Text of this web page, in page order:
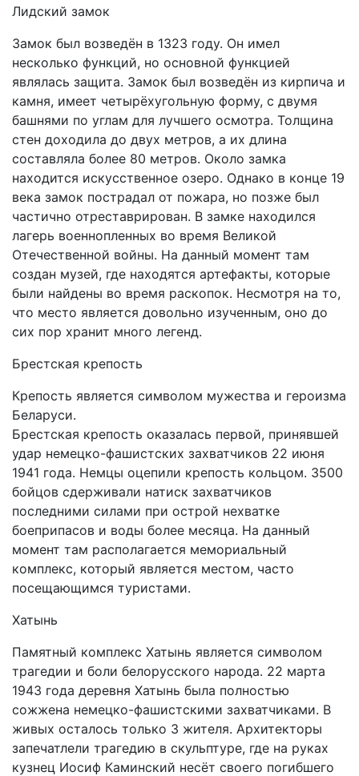
Лидский замок
Замок был возведён в 1323 году. Он имел
несколько функций, но основной функцией
являлась защита. Замок был возведён из кирпича и
камня, имеет четырёхугольную форму, с двумя
башнями по углам для лучшего осмотра. Толщина
стен доходила до двух метров, а их длина
составляла более 80 метров. Около замка
находится искусственное озеро. Однако в конце 19
века замок пострадал от пожара, но позже был
частично отреставрирован. В замке находился
лагерь военнопленных во время Великой
Отечественной войны. На данный момент там
создан музей, где находятся артефакты, которые
были найдены во время раскопок. Несмотря на то,
что место является довольно изученным, оно до
сих пор хранит много легенд.
Брестская крепость
Крепость является символом мужества и героизма
Беларуси.
Брестская крепость оказалась первой, принявшей
удар немецко-фашистских захватчиков 22 июня
1941 года. Немцы оцепили крепость кольцом. 3500
бойцов сдерживали натиск захватчиков
последними силами при острой нехватке
боеприпасов и воды более месяца. На данный
момент там располагается мемориальный
комплекс, который является местом, часто
посещающимся туристами.
Хатынь
Памятный комплекс Хатынь является символом
трагедии и боли белорусского народа. 22 марта
1943 года деревня Хатынь была полностью
сожжена немецко-фашистскими захватчиками. В
живых осталось только 3 жителя. Архитекторы
запечатлели трагедию в скульптуре, где на руках
кузнец Иосиф Каминский несёт своего погибшего